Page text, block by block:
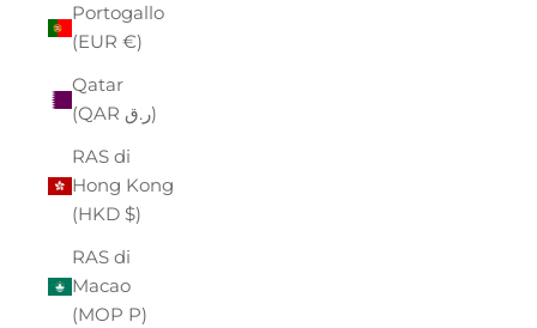
Portogallo
(EUR €)
Qatar
(QAR ر.ق)
RAS di
Hong Kong
(HKD $)
RAS di
Macao
(MOP P)